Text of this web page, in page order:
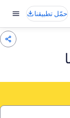
حمّل تطبيقنا